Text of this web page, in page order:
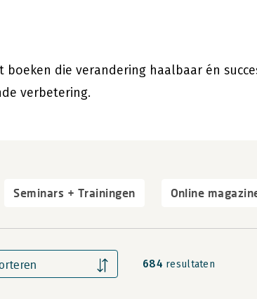
die verandering haalbaar én
verbetering.
Seminars + Trainingen Online
684 resultaten